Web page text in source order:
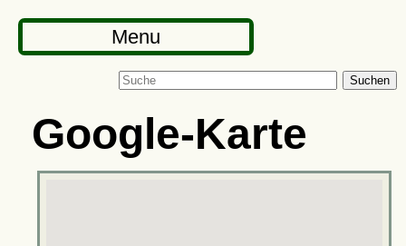
Menu
Suchen
Google-Karte